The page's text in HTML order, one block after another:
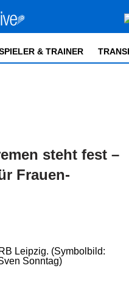
& TRAINER
steht fest –
Frauen-